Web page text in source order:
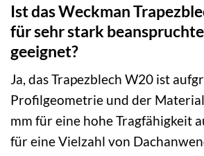
Ist das Weckman
für sehr stark
geeignet?
Ja, das Trapezblech W20 ist
Profilgeometrie und der
mm für eine hohe Tragfähigkeit
für eine Vielzahl von